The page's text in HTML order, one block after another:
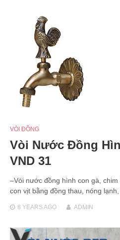
VÒI ĐỒNG
Vòi Nước Đồng
VND 31
–Vòi nước đồng hình con gà,
con vịt bằng đồng thau, nóng
8 YEARSAGO ADMIN